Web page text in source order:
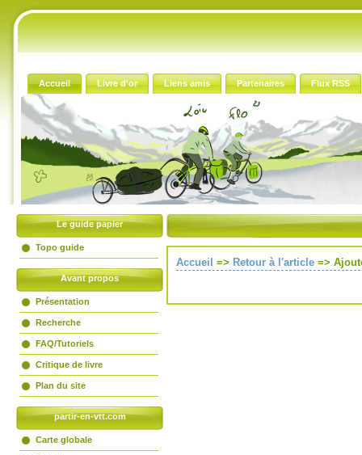
Accueil Livre d'or Liens amis Partenaires Flux RSS
Le guide papier
Topo guide
Avant propos
Présentation
Recherche
FAQ/Tutoriels
Critique de livre
Plan du site
partir-en-vtt.com
Carte globale
Accueil => Retour à l'article =>